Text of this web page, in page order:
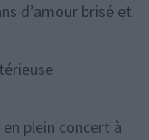
d’amour brisé et
plein concert à